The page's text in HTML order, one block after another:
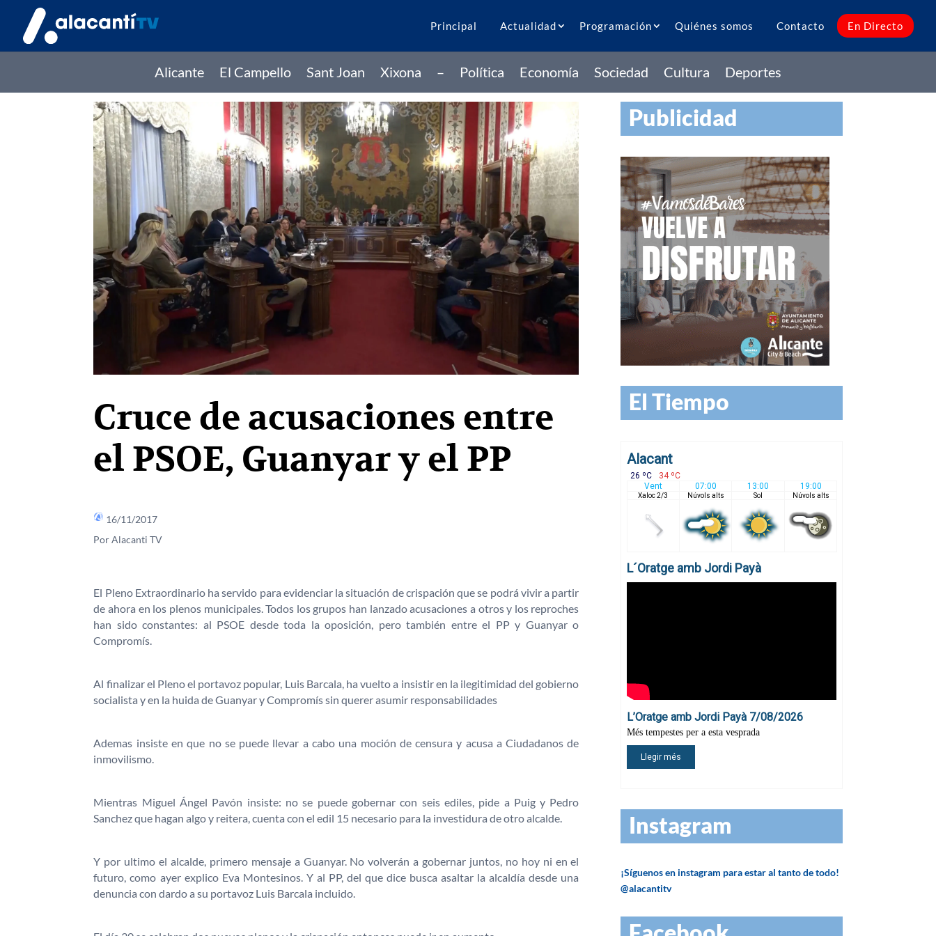
Principal Actualidad Programación Quiénes somos Contacto En Directo
Alicante El Campello Sant Joan Xixona – Política Economía Sociedad Cultura Deportes
Cruce de acusaciones entre
el PSOE, Guanyar y el PP
16/11/2017
Por Alacanti TV
El Pleno Extraordinario ha servido para evidenciar la situación de crispación que se podrá vivir a partir
de ahora en los plenos municipales. Todos los grupos han lanzado acusaciones a otros y los reproches
han sido constantes: al PSOE desde toda la oposición, pero también entre el PP y Guanyar o
Compromís.
Al finalizar el Pleno el portavoz popular, Luis Barcala, ha vuelto a insistir en la ilegitimidad del gobierno
socialista y en la huida de Guanyar y Compromís sin querer asumir responsabilidades
Ademas insiste en que no se puede llevar a cabo una moción de censura y acusa a Ciudadanos de
inmovilismo.
Mientras Miguel Ángel Pavón insiste: no se puede gobernar con seis ediles, pide a Puig y Pedro
Sanchez que hagan algo y reitera, cuenta con el edil 15 necesario para la investidura de otro alcalde.
Y por ultimo el alcalde, primero mensaje a Guanyar. No volverán a gobernar juntos, no hoy ni en el
futuro, como ayer explico Eva Montesinos. Y al PP, del que dice busca asaltar la alcaldía desde una
denuncia con dardo a su portavoz Luis Barcala incluido.
Publicidad
El Tiempo
Instagram
¡Síguenos en instagram para estar al tanto de todo!
@alacantitv